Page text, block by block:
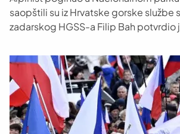
saopštili su iz Hrvatske gorske službe
zadarskog HGSS-a Filip Bah